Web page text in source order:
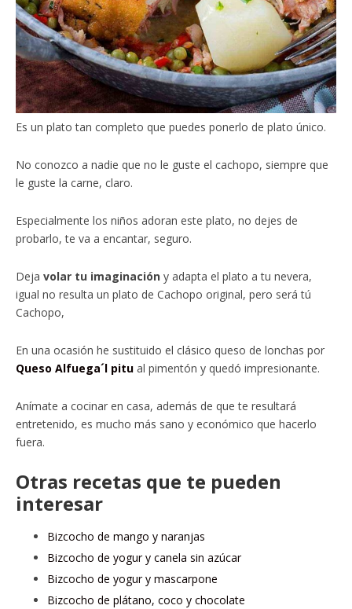
Es un plato tan completo que puedes ponerlo de plato único.
No conozco a nadie que no le guste el cachopo, siempre que
le guste la carne, claro.
Especialmente los niños adoran este plato, no dejes de
probarlo, te va a encantar, seguro.
Deja volar tu imaginación y adapta el plato a tu nevera,
igual no resulta un plato de Cachopo original, pero será tú
Cachopo,
En una ocasión he sustituido el clásico queso de lonchas por
Queso Alfuega´l pitu al pimentón y quedó impresionante.
Anímate a cocinar en casa, además de que te resultará
entretenido, es mucho más sano y económico que hacerlo
fuera.
Otras recetas que te pueden
interesar
Bizcocho de mango y naranjas
Bizcocho de yogur y canela sin azúcar
Bizcocho de yogur y mascarpone
Bizcocho de plátano, coco y chocolate